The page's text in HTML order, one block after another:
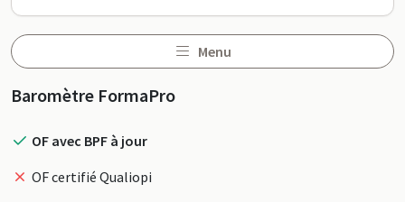
Menu
Profil
Baromètre FormaPro
OF avec BPF à jour
OF certifié Qualiopi